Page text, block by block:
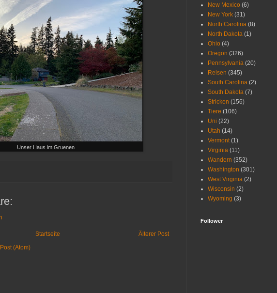
Unser Haus im Gruenen
Älterer Post
Startseite
(Atom)
New Mexico (6)
New York (31)
North Carolina (8)
North Dakota (1)
Ohio (4)
Oregon (326)
Pennsylvania (20)
Reisen (345)
South Carolina (2)
South Dakota (7)
Stricken (156)
Tiere (106)
Uni (22)
Utah (14)
Vermont (1)
Virginia (11)
Wandern (352)
Washington (301)
West Virginia (2)
Wisconsin (2)
Wyoming (3)
Follower